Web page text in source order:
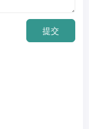
提交